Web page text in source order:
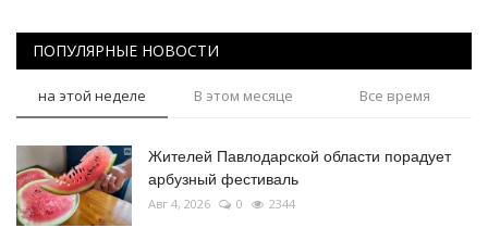
ПОПУЛЯРНЫЕ НОВОСТИ
на этой неделе В этом месяце Все время
Жителей Павлодарской области порадует
арбузный фестиваль
Авг 4, 2026 0 2344